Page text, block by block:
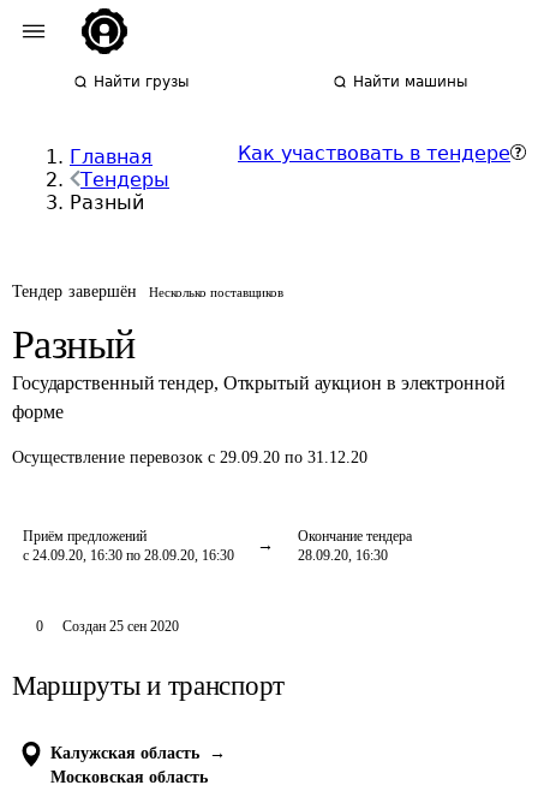
Найти грузы Найти машины
Главная
Тендеры
Разный
Как участвовать в тендере
Тендер завершён Несколько поставщиков
Разный
Государственный тендер, Открытый аукцион в электронной
форме
Осуществление перевозок с 29.09.20 по 31.12.20
Приём предложений
с 24.09.20, 16:30 по 28.09.20, 16:30
Окончание тендера
28.09.20, 16:30
0 Создан 25 сен 2020
Маршруты и транспорт
Калужская область
→
Московская область